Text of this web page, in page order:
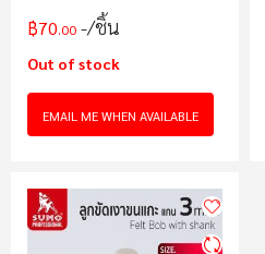
฿70.00 /ชิ้น
Out of stock
EMAIL ME WHEN AVAILABLE